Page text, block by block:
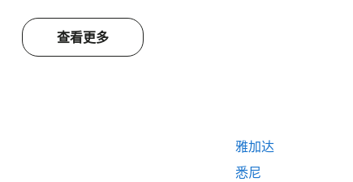
查看更多
雅加达
悉尼